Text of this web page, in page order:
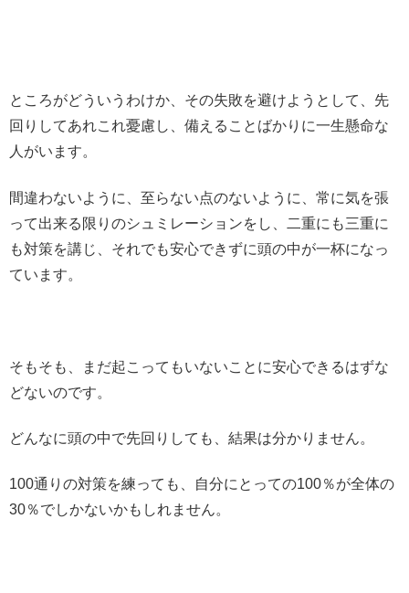
ところがどういうわけか、その失敗を避けようとして、先
回りしてあれこれ憂慮し、備えることばかりに一生懸命な
人がいます。
間違わないように、至らない点のないように、常に気を張
って出来る限りのシュミレーションをし、二重にも三重に
も対策を講じ、それでも安心できずに頭の中が一杯になっ
ています。
そもそも、まだ起こってもいないことに安心できるはずな
どないのです。
どんなに頭の中で先回りしても、結果は分かりません。
100通りの対策を練っても、自分にとっての100％が全体の
30％でしかないかもしれません。